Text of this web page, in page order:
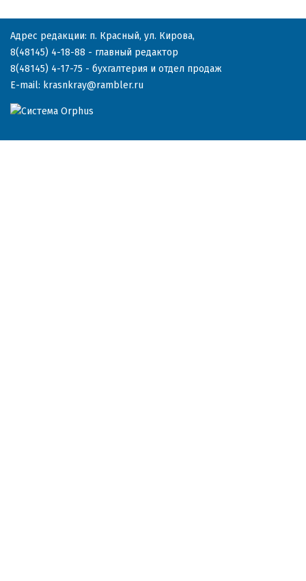
Адрес редакции: п. Красный, ул. Кирова,
8(48145) 4-18-88 - главный редактор
8(48145) 4-17-75 - бухгалтерия и отдел продаж
E-mail: krasnkray@rambler.ru